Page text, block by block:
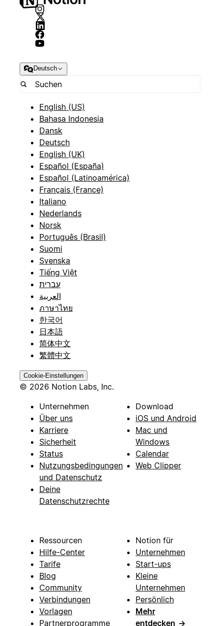
Deutsch
English (US)
Bahasa Indonesia
Dansk
Deutsch
English (UK)
Español (España)
Español (Latinoamérica)
Français (France)
Italiano
Nederlands
Norsk
Português (Brasil)
Suomi
Svenska
Tiếng Việt
עברית
العربية
ภาษาไทย
한국어
日本語
简体中文
繁體中文
Cookie-Einstellungen
© 2026 Notion Labs, Inc.
Unternehmen
Über uns
Karriere
Sicherheit
Status
Nutzungsbedingungen
und Datenschutz
Deine
Datenschutzrechte
Download
iOS und Android
Mac und
Windows
Calendar
Web Clipper
Ressourcen
Hilfe-Center
Tarife
Blog
Community
Verbindungen
Vorlagen
Partnerprogramme
Notion für
Unternehmen
Start-ups
Kleine
Unternehmen
Persönlich
Mehr
entdecken →